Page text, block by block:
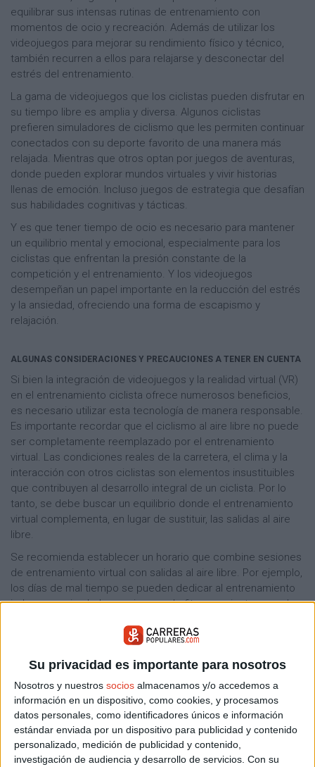
Su privacidad es importante para nosotros
Nosotros y nuestros socios almacenamos y/o accedemos a
información en un dispositivo, como cookies, y procesamos
datos personales, como identificadores únicos e información
estándar enviada por un dispositivo para publicidad y contenido
personalizado, medición de publicidad y contenido,
investigación de audiencia y desarrollo de servicios. Con su
equilibrar sus intensas rutinas de entrenamiento con
momentos de ocio y recreación. Además de utilizar los
videojuegos para mejorar su rendimiento físico y técnico,
también recurren a ellos para relajarse y desconectar del
estrés del entrenamiento.
La gama de videojuegos que los ciclistas pueden disfrutar en
su tiempo libre es amplia y diversa. Algunos ciclistas
prefieren simuladores de ciclismo que les permiten continuar
conectados con su deporte favorito de una manera más
relajada. Mientras que otros optan por juegos de aventuras,
donde pueden explorar mundos virtuales y vivir historias
llenas de emoción. Incluso juegos de estrategia que desafían
sus habilidades cognitivas y tácticas.
Y es que tener tiempo de ocio es necesario para mantener
un equilibrio mental y emocional, especialmente para los
ciclistas que enfrentan la presión constante de la
competición y el entrenamiento. Y los videojuegos
desempeñan un papel importante en la reducción del estrés
y la ansiedad, ofreciendo una forma de escapismo y
relajación.
ALGUNAS CONSIDERACIONES Y PRECAUCIONES A TENER EN CUENTA
Si bien la integración de videojuegos y la realidad virtual (VR)
en el entrenamiento ciclista ofrece numerosos beneficios,
es necesario utilizar esta tecnología de manera responsable.
Es importante recordar que el ciclismo al aire libre no puede
ser completamente reemplazado por el entrenamiento
virtual. Las condiciones reales de la carretera, el clima y la
interacción con otros ciclistas son elementos insustituibles
que contribuyen al desarrollo integral de un ciclista. Por lo
tanto, se debe buscar un equilibrio donde el entrenamiento
virtual complementa, en lugar de sustituir, las salidas al aire
libre.
Se recomienda establecer un horario que combine sesiones
de entrenamiento virtual con salidas al aire libre. Por ejemplo,
los días de mal tiempo se pueden dedicar al entrenamiento
indoor con simuladores y juegos de fitness, mientras que los
aprovechar para el ciclismo al aire libre.
También es importante limitar el tiempo de uso de la VR y los
videojuegos para evitar la fatiga y el estrés tecnológico, e
incluso valorar la incorporación de otros métodos de
relajación y ocio, como la lectura, el yoga o las actividades
sociales, que también pueden ayudar a mantener un
equilibrio saludable.